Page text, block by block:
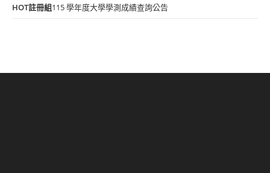
HOT註冊組115 學年度大學學測成績查詢公告